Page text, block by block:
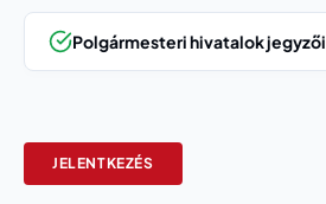
Polgármesteri hivatalok jegyzői
JELENTKEZÉS